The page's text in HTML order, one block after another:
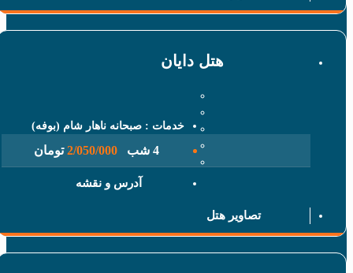
هتل دایان
خدمات : صبحانه ناهار شام (بوفه)
2/050/000 تومان
آدرس و نقشه
تصاویر هتل